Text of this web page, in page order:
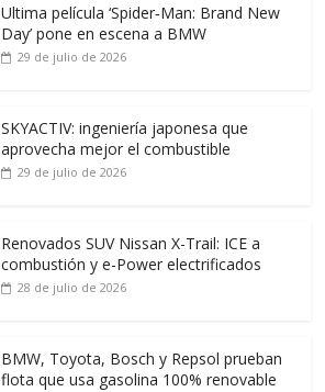
Ultima película ‘Spider‑Man: Brand New
Day’ pone en escena a BMW
29 de julio de 2026
SKYACTIV: ingeniería japonesa que
aprovecha mejor el combustible
29 de julio de 2026
Renovados SUV Nissan X-Trail: ICE a
combustión y e-Power electrificados
28 de julio de 2026
BMW, Toyota, Bosch y Repsol prueban
flota que usa gasolina 100% renovable